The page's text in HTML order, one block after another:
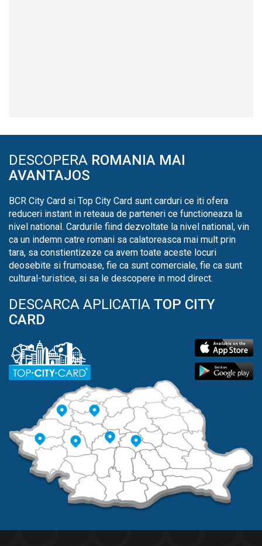
DESCOPERA ROMANIA MAI
AVANTAJOS
BCR City Card si Top City Card sunt carduri ce iti ofera
reduceri instant in reteaua de parteneri ce functioneaza la
nivel national. Cardurile fiind dezvoltate la nivel national, vin
ca un indemn catre romani sa calatoreasca mai mult prin
tara, sa constientizeze ca avem toate aceste locuri
deosebite si frumoase, fie ca sunt comerciale, fie ca sunt
cultural-turistice, si sa le descopere in mod direct.
DESCARCA APLICATIA TOP CITY
CARD